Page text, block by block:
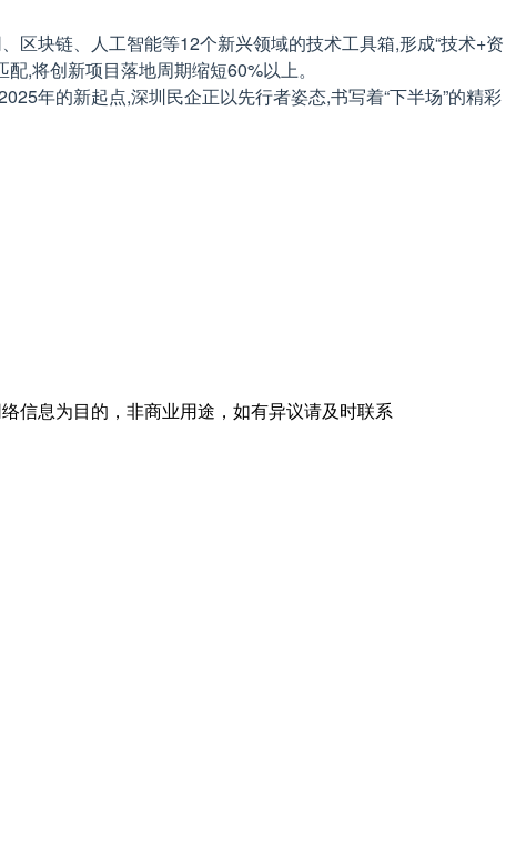
区块链、人工智能等12个新兴领域的技术工具箱,形成“技术+资
,将创新项目落地周期缩短60%以上。
年的新起点,深圳民企正以先行者姿态,书写着“下半场”的精彩
信息为目的，非商业用途，如有异议请及时联系